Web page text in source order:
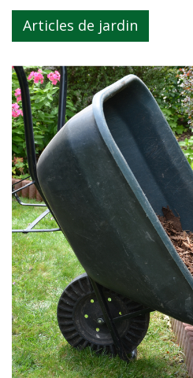
Articles de jardin